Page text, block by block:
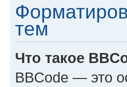
тем
Что такое
BBCode — это